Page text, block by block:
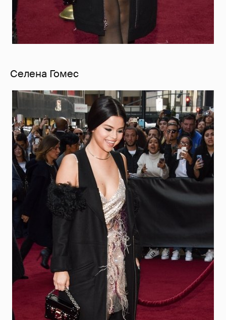
Селена Гомес